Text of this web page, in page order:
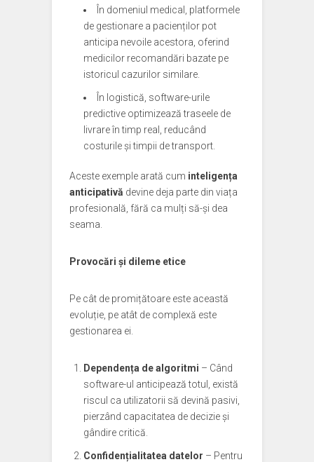
În domeniul medical, platformele
de gestionare a pacienților pot
anticipa nevoile acestora, oferind
medicilor recomandări bazate pe
istoricul cazurilor similare.
În logistică, software-urile
predictive optimizează traseele de
livrare în timp real, reducând
costurile și timpii de transport.
Aceste exemple arată cum inteligența
anticipativă devine deja parte din viața
profesională, fără ca mulți să-și dea
seama.
Provocări și dileme etice
Pe cât de promițătoare este această
evoluție, pe atât de complexă este
gestionarea ei.
Dependența de algoritmi – Când
software-ul anticipează totul, există
riscul ca utilizatorii să devină pasivi,
pierzând capacitatea de decizie și
gândire critică.
Confidențialitatea datelor – Pentru